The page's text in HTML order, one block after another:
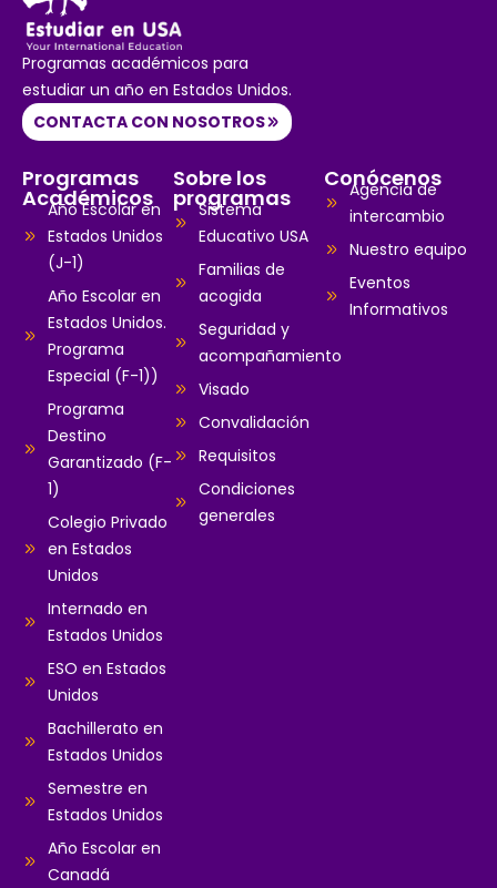
Programas académicos para
estudiar un año en Estados Unidos.
CONTACTA CON NOSOTROS
Programas
Académicos
Año Escolar en
Estados Unidos
(J-1)
Año Escolar en
Estados Unidos.
Programa
Especial (F-1))
Programa
Destino
Garantizado (F-
1)
Colegio Privado
en Estados
Unidos
Internado en
Estados Unidos
ESO en Estados
Unidos
Bachillerato en
Estados Unidos
Semestre en
Estados Unidos
Año Escolar en
Canadá
Sobre los
programas
Sistema
Educativo USA
Familias de
acogida
Seguridad y
acompañamiento
Visado
Convalidación
Requisitos
Condiciones
generales
Conócenos
Agencia de
intercambio
Nuestro equipo
Eventos
Informativos